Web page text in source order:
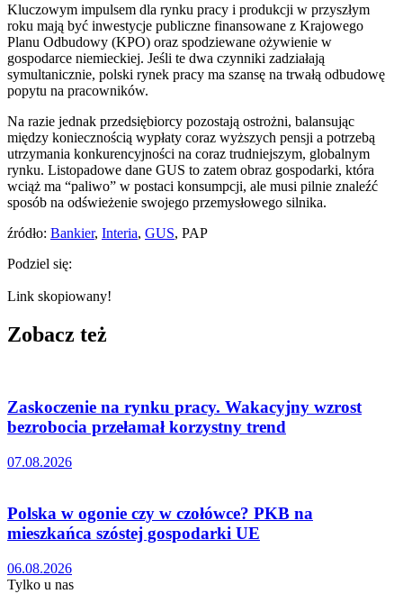
Kluczowym impulsem dla rynku pracy i produkcji w przyszłym
roku mają być inwestycje publiczne finansowane z Krajowego
Planu Odbudowy (KPO) oraz spodziewane ożywienie w
gospodarce niemieckiej. Jeśli te dwa czynniki zadziałają
symultanicznie, polski rynek pracy ma szansę na trwałą odbudowę
popytu na pracowników.
Na razie jednak przedsiębiorcy pozostają ostrożni, balansując
między koniecznością wypłaty coraz wyższych pensji a potrzebą
utrzymania konkurencyjności na coraz trudniejszym, globalnym
rynku. Listopadowe dane GUS to zatem obraz gospodarki, która
wciąż ma “paliwo” w postaci konsumpcji, ale musi pilnie znaleźć
sposób na odświeżenie swojego przemysłowego silnika.
źródło: Bankier, Interia, GUS, PAP
Podziel się:
Link skopiowany!
Zobacz też
Zaskoczenie na rynku pracy. Wakacyjny wzrost
bezrobocia przełamał korzystny trend
07.08.2026
Polska w ogonie czy w czołówce? PKB na
mieszkańca szóstej gospodarki UE
06.08.2026
Tylko u nas